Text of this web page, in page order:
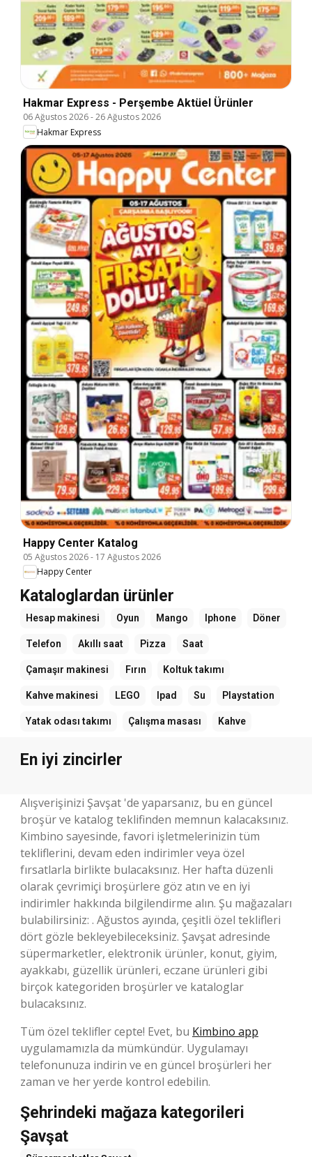
Hakmar Express - Perşembe Aktüel Ürünler
06 Ağustos 2026-26 Ağustos 2026
Hakmar Express
Happy Center Katalog
05 Ağustos 2026- 17 Ağustos 2026
Happy Center
Kataloglardan ürünler
Hesap makinesi Oyun Mango Iphone Döner
Telefon Akıllı saat Pizza Saat
Çamaşır makinesi Fırın Koltuk takımı
Kahve makinesi LEGO Ipad Su Playstation
Yatak odası takımı Çalışma masası Kahve
En iyi zincirler
Alışverişinizi Şavşat 'de yaparsanız, bu en güncel
broşür ve katalog teklifinden memnun kalacaksınız.
Kimbino sayesinde, favori işletmelerinizin tüm
tekliflerini, devam eden indirimler veya özel
fırsatlarla birlikte bulacaksınız. Her hafta düzenli
olarak çevrimiçi broşürlere göz atın ve en iyi
indirimler hakkında bilgilendirme alın. Şu mağazaları
bulabilirsiniz: . Ağustos ayında, çeşitli özel teklifleri
dört gözle bekleyebileceksiniz. Şavşat adresinde
süpermarketler, elektronik ürünler, konut, giyim,
ayakkabı, güzellik ürünleri, eczane ürünleri gibi
birçok kategoriden broşürler ve kataloglar
bulacaksınız.
Tüm özel teklifler cepte! Evet, bu Kimbino app
uygulamamızla da mümkündür. Uygulamayı
telefonunuza indirin ve en güncel broşürleri her
zaman ve her yerde kontrol edebilin.
Şehrindeki mağaza kategorileri
Şavşat